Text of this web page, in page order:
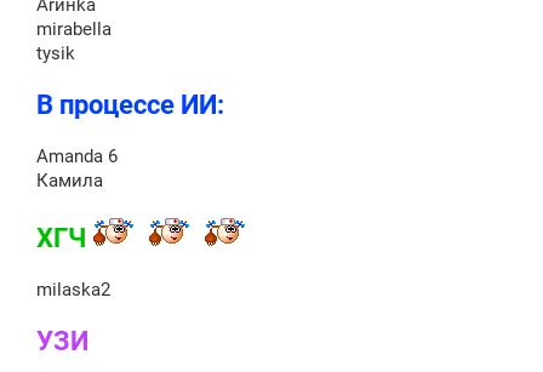
mirabella
tysik
В процессе ИИ:
Amanda 6
Камила
ХГЧ
milaska2
УЗИ